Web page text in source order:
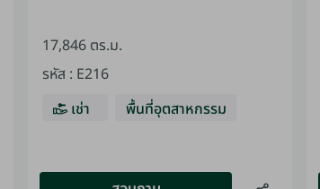
17,846 ตร.ม.
รหัส : E216
เช่า
พื้นที่อุตสาหกรรม